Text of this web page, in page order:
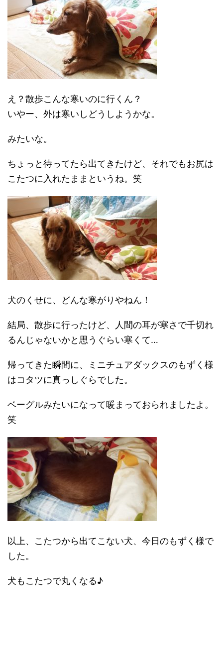
え？散歩こんな寒いのに行くん？
いやー、外は寒いしどうしようかな。
みたいな。
ちょっと待ってたら出てきたけど、それでもお尻は
こたつに入れたままというね。笑
犬のくせに、どんな寒がりやねん！
結局、散歩に行ったけど、人間の耳が寒さで千切れ
るんじゃないかと思うぐらい寒くて…
帰ってきた瞬間に、ミニチュアダックスのもずく様
はコタツに真っしぐらでした。
ベーグルみたいになって暖まっておられましたよ。
笑
以上、こたつから出てこない犬、今日のもずく様で
した。
犬もこたつで丸くなる♪